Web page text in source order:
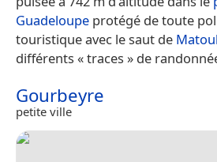
Guadeloupe protégé de toute
touristique avec le saut de
différents « traces » de
Gourbeyre
petite ville